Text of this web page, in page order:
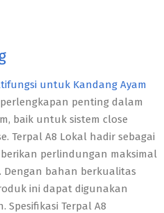
untuk Kandang Ayam
penting dalam
baik untuk sistem close
Terpal A8 Lokal hadir sebagai
perlindungan maksimal
Dengan bahan berkualitas
ini dapat digunakan
Terpal A8